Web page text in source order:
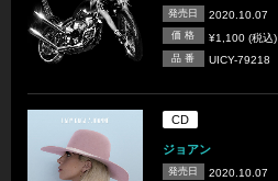
発売日 2020.10.07
価 格 ¥1,100 (税込)
品 番 UICY-79218
CD
ジョアン
発売日 2020.10.07